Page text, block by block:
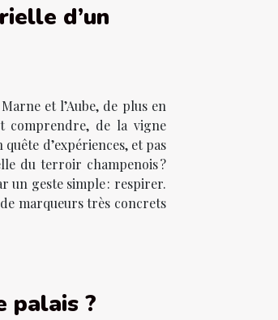
d’un
et l’Aube, de plus en
comprendre, de la vigne
d’expériences, et pas
du terroir champenois ?
un geste simple : respirer.
marqueurs très concrets
palais ?